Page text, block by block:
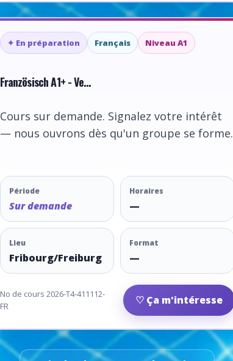
✦ En préparation Français Niveau A1
Französisch A1+ - Ve...
Cours sur demande. Signalez votre intérêt
— nous ouvrons dès qu'un groupe se forme.
Période
Sur demande
Horaires
—
Lieu
Fribourg/Freiburg
Format
—
No de cours 2026-T4-411112-
FR
♡ Ça m'intéresse